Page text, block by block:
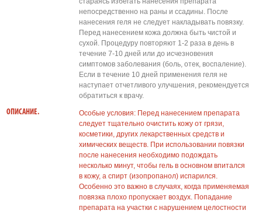
непосредственно на раны и ссадины. После
нанесения геля не следует накладывать повязку.
Перед нанесением кожа должна быть чистой и
сухой. Процедуру повторяют 1-2 раза в день в
течение 7-10 дней или до исчезновения
симптомов заболевания (боль, отек, воспаление).
Если в течение 10 дней применения геля не
наступает отчетливого улучшения, рекомендуется
обратиться к врачу.
ОПИСАНИЕ.
Особые условия: Перед нанесением препарата
следует тщательно очистить кожу от грязи,
косметики, других лекарственных средств и
химических веществ. При использовании повязки
после нанесения необходимо подождать
несколько минут, чтобы гель в основном впитался
в кожу, а спирт (изопропанол) испарился.
Особенно это важно в случаях, когда применяемая
повязка плохо пропускает воздух. Попадание
препарата на участки с нарушением целостности